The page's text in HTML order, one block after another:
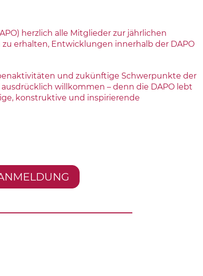
herzlich alle Mitglieder zur jährlichen
erhalten, Entwicklungen innerhalb der DAPO
und zukünftige Schwerpunkte der
willkommen – denn die DAPO lebt
konstruktive und inspirierende